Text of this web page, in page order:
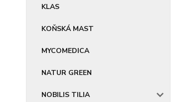
KLAS
KOŇSKÁ MAST
MYCOMEDICA
NATUR GREEN
NOBILIS TILIA